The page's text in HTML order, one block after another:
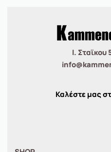
Ι. Σταϊκου
Καλέστε μας